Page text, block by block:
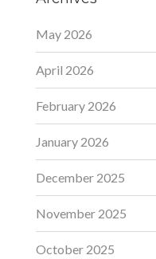
May 2026
April 2026
February 2026
January 2026
December 2025
November 2025
October 2025